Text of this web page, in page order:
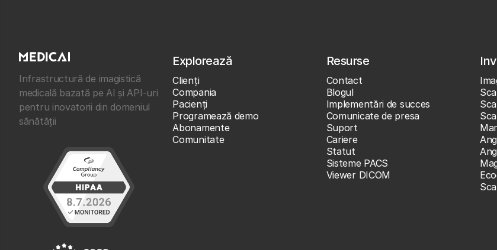
Infrastructură de imagistică
medicală bazată pe AI și API-uri
pentru inovatorii din domeniul
sănătății
Explorează
Clienţi
Compania
Pacienți
Programează demo
Abonamente
Comunitate
Resurse
Contact
Blogul
Implementări de succes
Comunicate de presa
Suport
Cariere
Statut
Sisteme PACS
Viewer DICOM